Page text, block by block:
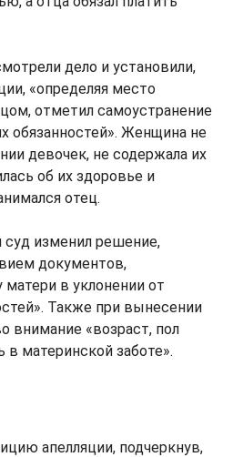
дело и установили,
«определяя место
отметил самоустранение
обязанностей». Женщина не
девочек, не содержала их
об их здоровье и
отец.
изменил решение,
документов,
в уклонении от
Также при вынесении
внимание «возраст, пол
в материнской заботе».
апелляции, подчеркнув,